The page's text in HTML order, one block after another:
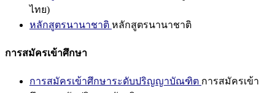
ไทย)
หลักสูตรนานาชาติ หลักสูตรนานาชาติ
การสมัครเข้าศึกษา
การสมัครเข้าศึกษาระดับปริญญาบัณฑิต การสมัครเข้า